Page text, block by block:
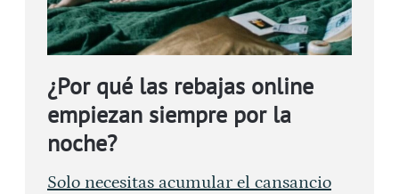
¿Por qué las rebajas online
empiezan siempre por la
noche?
Solo necesitas acumular el cansancio